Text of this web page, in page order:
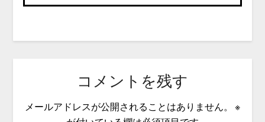
コメントを残す
メールアドレスが公開されることはありません。
※